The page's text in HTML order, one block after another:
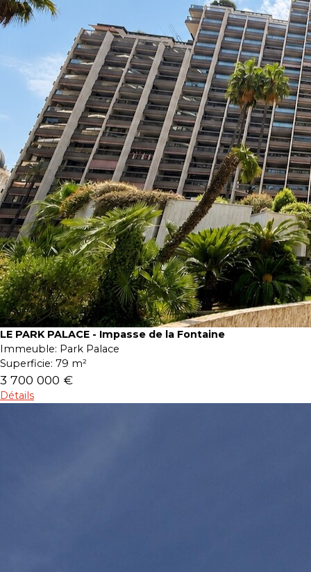
LE PARK PALACE - Impasse de la Fontaine
Immeuble: Park Palace
Superficie: 79 m²
3 700 000 €
Détails